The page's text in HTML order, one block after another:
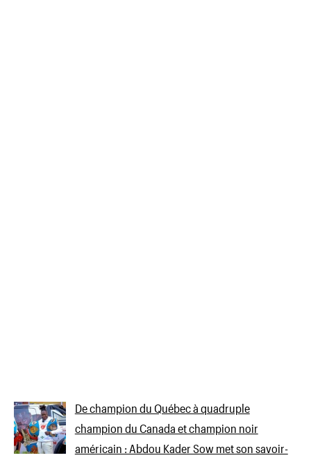
De champion du Québec à quadruple
champion du Canada et champion noir
américain : Abdou Kader Sow met son savoir-